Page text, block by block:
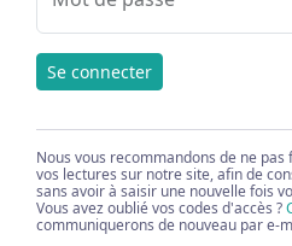
Se connecter
Nous vous recommandons de ne
vos lectures sur notre site, afin de
sans avoir à saisir une nouvelle fois
Vous avez oublié vos codes d'accès ?
communiquerons de nouveau par e-